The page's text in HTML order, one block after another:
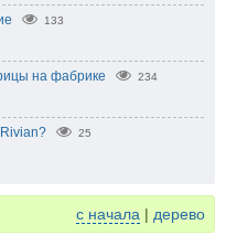
133
на фабрике 234
25
с начала | дерево